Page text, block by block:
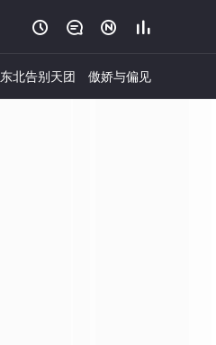
   
东北告别天团 傲娇与偏见